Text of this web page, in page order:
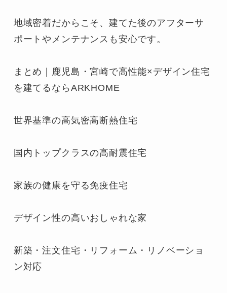
地域密着だからこそ、建てた後のアフターサ
ポートやメンテナンスも安心です。
まとめ｜鹿児島・宮崎で高性能×デザイン住宅
を建てるならARKHOME
世界基準の高気密高断熱住宅
国内トップクラスの高耐震住宅
家族の健康を守る免疫住宅
デザイン性の高いおしゃれな家
新築・注文住宅・リフォーム・リノベーショ
ン対応